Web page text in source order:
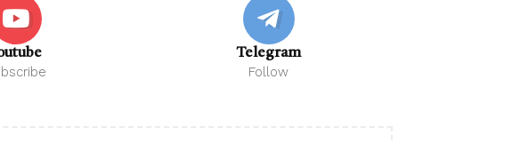
Telegram
Follow